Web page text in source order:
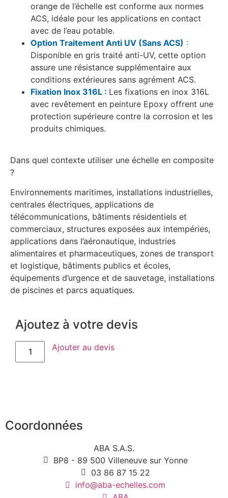
orange de l’échelle est conforme aux normes
ACS, idéale pour les applications en contact
avec de l’eau potable.
Option Traitement Anti UV (Sans ACS) :
Disponible en gris traité anti-UV, cette option
assure une résistance supplémentaire aux
conditions extérieures sans agrément ACS.
Fixation Inox 316L : Les fixations en inox 316L
avec revêtement en peinture Epoxy offrent une
protection supérieure contre la corrosion et les
produits chimiques.
Dans quel contexte utiliser une échelle en composite
?
Environnements maritimes, installations industrielles,
centrales électriques, applications de
télécommunications, bâtiments résidentiels et
commerciaux, structures exposées aux intempéries,
applications dans l’aéronautique, industries
alimentaires et pharmaceutiques, zones de transport
et logistique, bâtiments publics et écoles,
équipements d’urgence et de sauvetage, installations
de piscines et parcs aquatiques.
Ajoutez à votre devis
Ajouter au devis
Coordonnées
ABA S.A.S.
BP8 - 89 500 Villeneuve sur Yonne
03 86 87 15 22
info@aba-echelles.com